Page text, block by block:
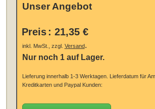
Unser Angebot
Preis : 21,35 €
inkl. MwSt., zzgl. Versand.
Nur noch 1 auf Lager.
Lieferung innerhalb 1-3 Werktagen.
Lieferdatum für
Kreditkarten und Paypal Kunden: